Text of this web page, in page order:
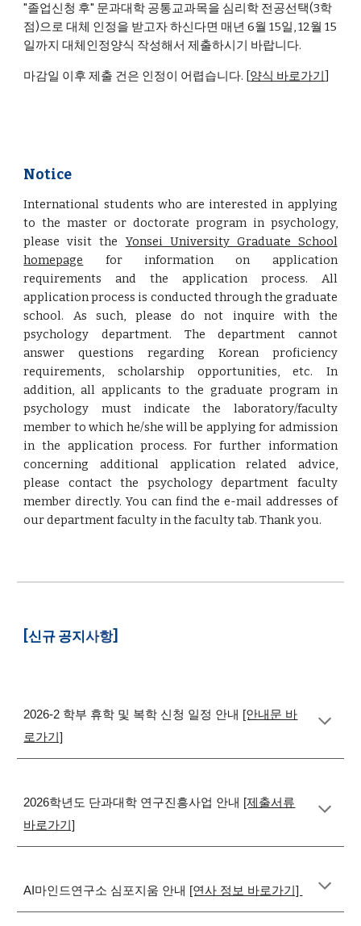
"졸업신청 후" 문과대학 공통교과목을 심리학 전공선택(3학
점)으로 대체 인정을 받고자 하신다면 매년 6월 15일, 12월 15
일까지 대체인정양식 작성해서 제출하시기 바랍니다.
마감일 이후 제출 건은 인정이 어렵습니다. [양식 바로가기]
Notice
International students who are interested in applying
to the master or doctorate program in psychology,
please visit theYonsei University Graduate School
homepage for information on application
requirements and the application process. All
application process is conducted through the graduate
school. As such, please do not inquire with the
psychology department. The department cannot
answer questions regarding Korean proficiency
requirements, scholarship opportunities, etc. In
addition, all applicants to the graduate program in
psychology must indicate the laboratory/faculty
member to which he/she will be applying for admission
in the application process. For further information
concerning additional application related advice,
please contact the psychology department faculty
member directly. You can find the e-mail addresses of
our department faculty in the faculty tab. Thank you.
[신규공지사항]
2026-2 학부 휴학 및 복학 신청 일정 안내 [안내문 바
로가기]
2026학년도 단과대학 연구진흥사업 안내 [제출서류
바로가기]
AI마인드연구소 심포지움 안내 [연사 정보 바로가기]